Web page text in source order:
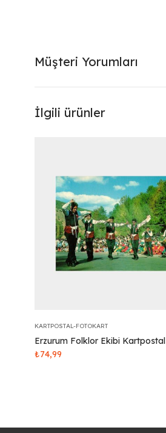
Müşteri Yorumları
İlgili ürünler
KARTPOSTAL-FOTOKART
Erzurum Folklor Ekibi Kartpostal
₺74,99